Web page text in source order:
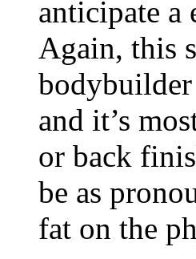
anticipate a
Again, this
bodybuilder
and it’s
or back
be as
fat on the